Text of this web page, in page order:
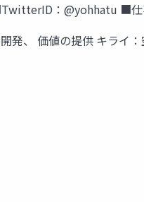
：@yohhatu ■仕
発、 価値の提供 キラ